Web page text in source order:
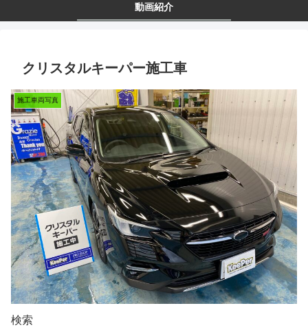
動画紹介
クリスタルキーパー施工車
施工車両写真
検索